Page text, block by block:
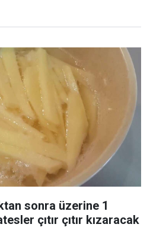
sonra üzerine 1
çıtır çıtır kızaracak